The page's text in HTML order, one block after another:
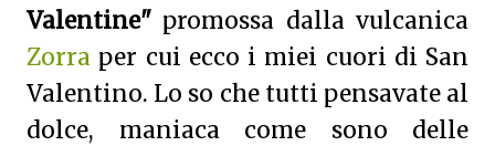
Valentine" promossa dalla vulcanica
Zorra per cui ecco i miei cuori di San
Valentino. Lo so che tutti pensavate al
dolce, maniaca come sono delle